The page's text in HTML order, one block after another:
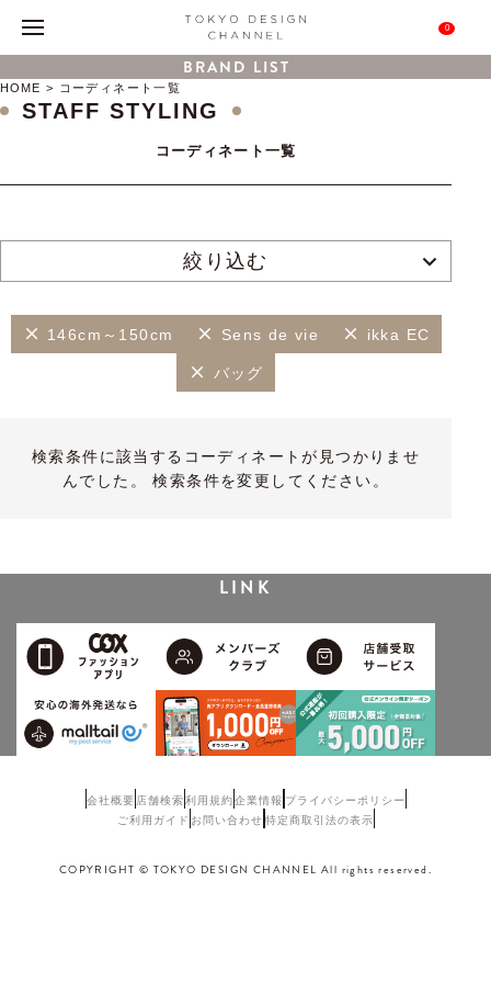
0
BRAND LIST
HOME コーディネート一覧
STAFF STYLING
コーディネート一覧
絞り込む
146cm～150cm Sens de vie ikka EC
バッグ
検索条件に該当するコーディネートが見つかりませ
んでした。 検索条件を変更してください。
LINK
会社概要 店舗検索利用規約企業情報 プライバシーポリシー
ご利用ガイド お問い合わせ 特定商取引法の表示
COPYRIGHT © TOKYO DESIGN CHANNEL All rights reserved.